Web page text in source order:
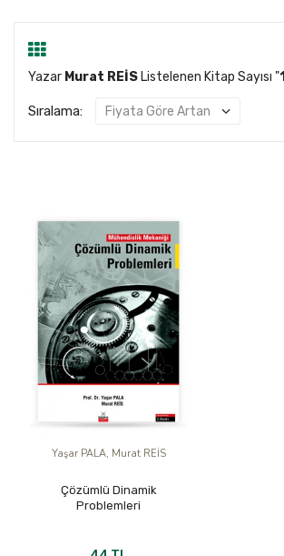
Yazar Murat REİS Listelenen Kitap Sayısı "1
Sıralama:
Yaşar PALA, Murat REİS
Çözümlü Dinamik
Problemleri